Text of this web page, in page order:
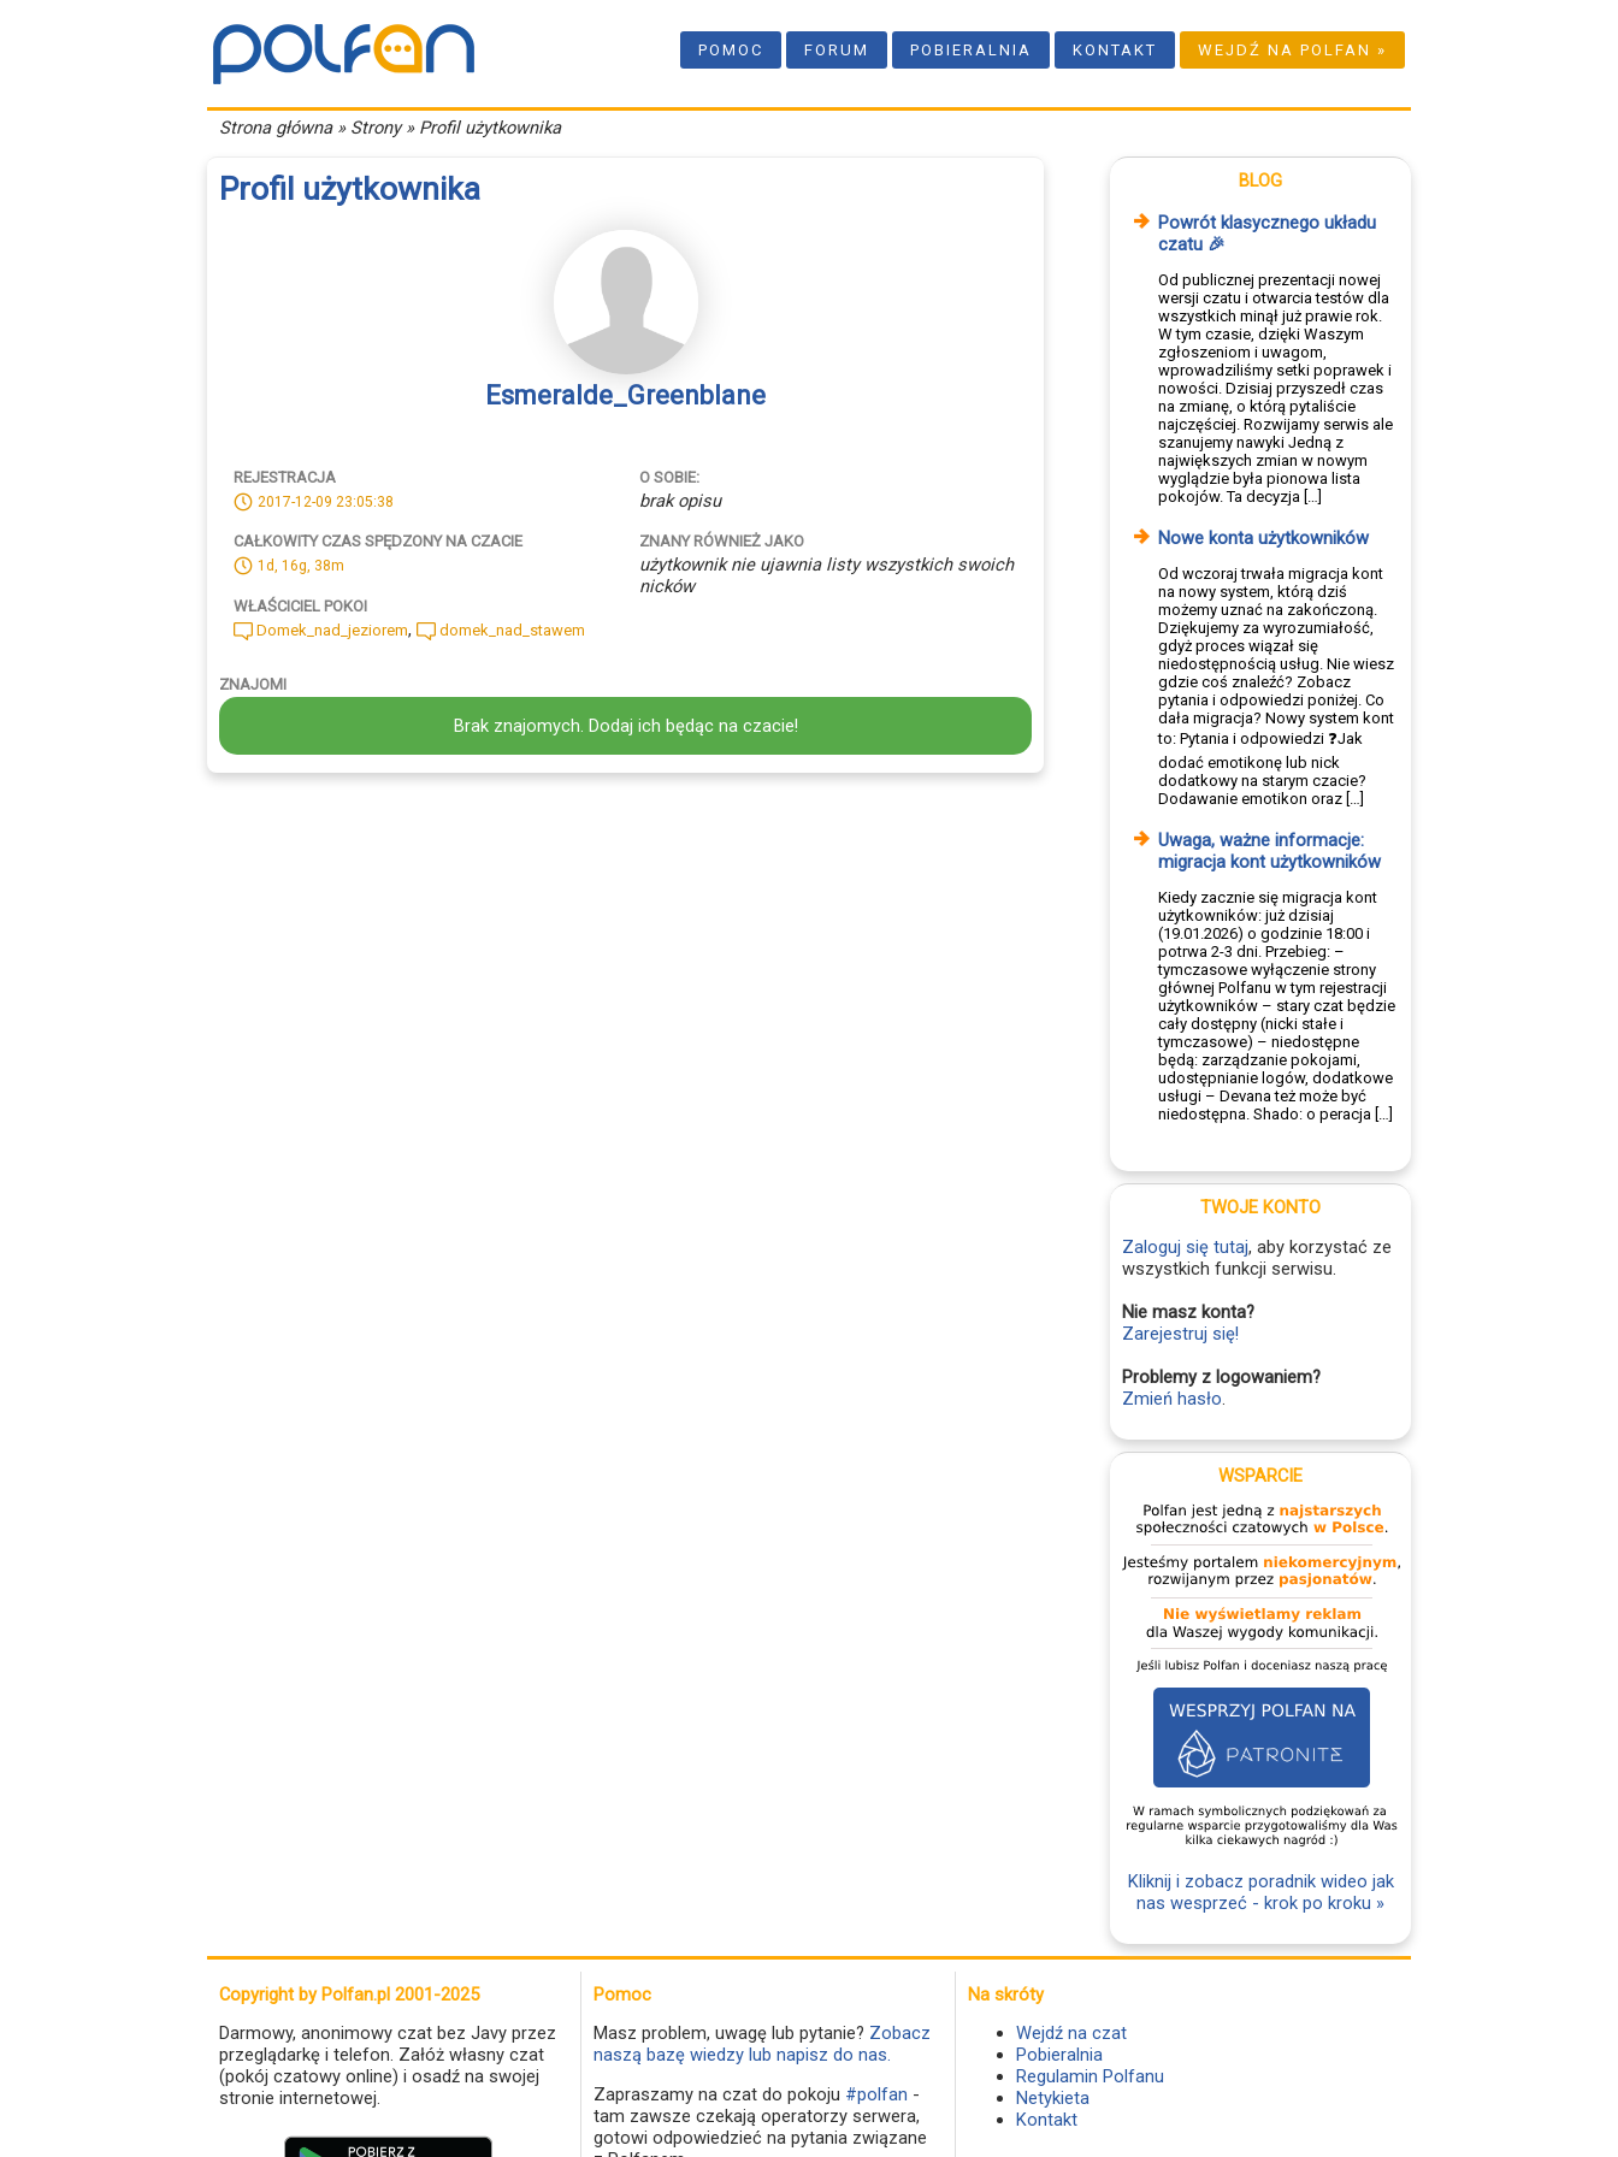
POMOC FORUM POBIERALNIA KONTAKT WEJDŹ NA POLFAN »
Strona główna» Strony » Profil użytkownika
Profil użytkownika
Esmeralde_Greenblane
REJESTRACJA
2017-12-09 23:05:38
CAŁKOWITY CZAS SPĘDZONY NA CZACIE
1d, 16g, 38m
WŁAŚCICIEL POKOI
Domek_nad_jeziorem, domek_nad_stawem
O SOBIE:
brak opisu
ZNANY RÓWNIEŻ JAKO
użytkownik nie ujawnia listy wszystkich swoich
nicków
ZNAJOMI
Brak znajomych. Dodaj ich będąc na czacie!
BLOG
Powrót klasycznego układu
czatu 🎉
Od publicznej prezentacji nowej
wersji czatu i otwarcia testów dla
wszystkich minął już prawie rok.
W tym czasie, dzięki Waszym
zgłoszeniom i uwagom,
wprowadziliśmy setki poprawek i
nowości. Dzisiaj przyszedł czas
na zmianę, o którą pytaliście
najczęściej. Rozwijamy serwis ale
szanujemy nawyki Jedną z
największych zmian w nowym
wyglądzie była pionowa lista
pokojów. Ta decyzja […]
Nowe konta użytkowników
Od wczoraj trwała migracja kont
na nowy system, którą dziś
możemy uznać na zakończoną.
Dziękujemy za wyrozumiałość,
gdyż proces wiązał się
niedostępnością usług. Nie wiesz
gdzie coś znaleźć? Zobacz
pytania i odpowiedzi poniżej. Co
dała migracja? Nowy system kont
to: Pytania i odpowiedzi ❓Jak
dodać emotikonę lub nick
dodatkowy na starym czacie?
Dodawanie emotikon oraz […]
Uwaga, ważne informacje:
migracja kont użytkowników
Kiedy zacznie się migracja kont
użytkowników: już dzisiaj
(19.01.2026) o godzinie 18:00 i
potrwa 2-3 dni. Przebieg: –
tymczasowe wyłączenie strony
głównej Polfanu w tym rejestracji
użytkowników – stary czat będzie
cały dostępny (nicki stałe i
tymczasowe) – niedostępne
będą: zarządzanie pokojami,
udostępnianie logów, dodatkowe
usługi – Devana też może być
niedostępna. Shado: o peracja […]
TWOJE KONTO
Zaloguj się tutaj, aby korzystać ze
wszystkich funkcji serwisu.
Nie masz konta?
Zarejestruj się!
Problemy z logowaniem?
Zmień hasło.
WSPARCIE
Kliknij i zobacz poradnik wideo jak
nas wesprzeć - krok po kroku »
Copyright by Polfan.pl 2001-2025
Darmowy, anonimowy czat bez Javy przez
przeglądarkę i telefon. Załóż własny czat
(pokój czatowy online) i osadź na swojej
stronie internetowej.
Pomoc
Masz problem, uwagę lub pytanie? Zobacz
naszą bazę wiedzy lub napisz do nas.
Zapraszamy na czat do pokoju #polfan -
tam zawsze czekają operatorzy serwera,
gotowi odpowiedzieć na pytania związane
Na skróty
Wejdź na czat
Pobieralnia
Regulamin Polfanu
Netykieta
Kontakt